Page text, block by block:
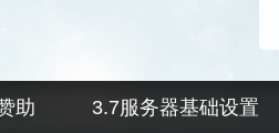
助 3.7服务器基础设置